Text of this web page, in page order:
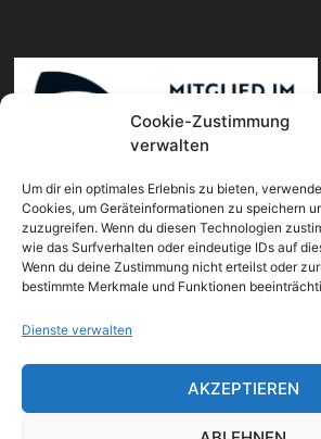
Cookie-Zustimmung
verwalten
Um dir ein optimales Erlebnis zu bieten,
Cookies, um Geräteinformationen zu speichern
zuzugreifen. Wenn du diesen Technologien
wie das Surfverhalten oder eindeutige IDs auf
Wenn du deine Zustimmung nicht erteilst oder
bestimmte Merkmale und Funktionen
Dienste verwalten
AKZEPTIEREN